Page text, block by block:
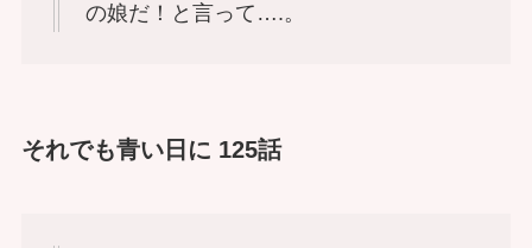
の娘だ！と言って….。
それでも青い日に 125話